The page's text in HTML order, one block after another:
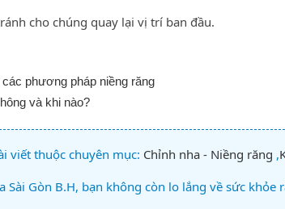
cho chúng quay lại vị trí ban đầu.
phương pháp niềng răng
và khi nào?
viết thuộc chuyên mục: Chỉnh nha - Niềng răng ,
Sài Gòn B.H, bạn không còn lo lắng về sức khỏe